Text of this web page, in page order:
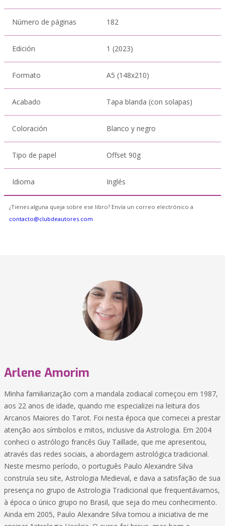
Número de páginas 182
Edición 1 (2023)
Formato A5 (148x210)
Acabado Tapa blanda (con solapas)
Coloración Blanco y negro
Tipo de papel Offset 90g
Idioma Inglés
¿Tienes alguna queja sobre ese libro? Envía un correo electrónico a
contacto@clubdeautores.com
Arlene Amorim
Minha familiarização com a mandala zodiacal começou em 1987,
aos 22 anos de idade, quando me especializei na leitura dos
Arcanos Maiores do Tarot. Foi nesta época que comecei a prestar
atenção aos símbolos e mitos, inclusive da Astrologia. Em 2004
conheci o astrólogo francês Guy Taillade, que me apresentou,
através das redes sociais, a abordagem astrológica tradicional.
Neste mesmo período, o português Paulo Alexandre Silva
construía seu site, Astrologia Medieval, e dava a satisfação de sua
presença no grupo de Astrologia Tradicional que frequentávamos,
à época o único grupo no Brasil, que seja do meu conhecimento.
Ainda em 2005, Paulo Alexandre Silva tomou a iniciativa de me